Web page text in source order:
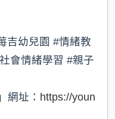
吉幼兒園 #情緒教
會情緒學習 #親子
網址： https://youn